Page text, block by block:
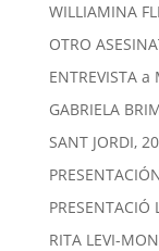
WILLIAMINA
OTRO
ENTREVISTA a
GABRIELA
SANT JORDI,
PRESENTACIÓ
RITA LEVI-